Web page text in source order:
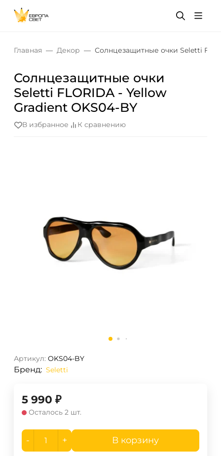
Главная Декор Солнцезащитные очки Seletti
Солнцезащитные очки
Seletti FLORIDA - Yellow
Gradient OKS04-BY
В избранное К сравнению
Артикул: OKS04-BY
Бренд: Seletti
5 990 ₽
Осталось 2 шт.
- + В корзину